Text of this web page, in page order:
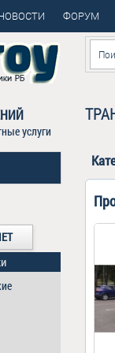
ФОРУМ
услуги